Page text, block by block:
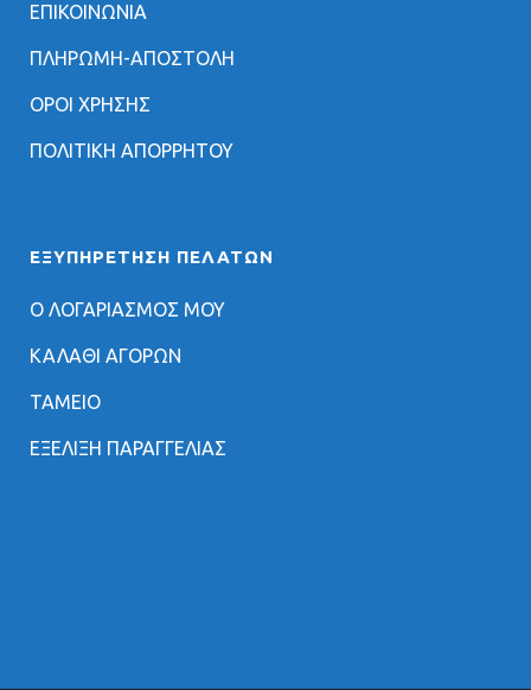
ΕΠΙΚΟΙΝΩΝΙΑ
ΠΛΗΡΩΜΗ-ΑΠΟΣΤΟΛΗ
ΟΡΟΙ ΧΡΗΣΗΣ
ΠΟΛΙΤΙΚΗ ΑΠΟΡΡΗΤΟΥ
ΕΞΥΠΗΡΈΤΗΣΗ ΠΕΛΑΤΏΝ
Ο ΛΟΓΑΡΙΑΣΜΟΣ ΜΟΥ
ΚΑΛΑΘΙ ΑΓΟΡΩΝ
ΤΑΜΕΙΟ
ΕΞΕΛΙΞΗ ΠΑΡΑΓΓΕΛΙΑΣ